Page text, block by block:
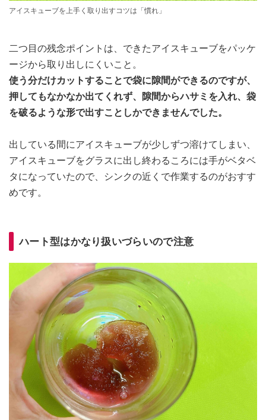
アイスキューブを上手く取り出すコツは「慣れ」
二つ目の残念ポイントは、できたアイスキューブをパッケ
ージから取り出しにくいこと。
使う分だけカットすることで袋に隙間ができるのですが、
押してもなかなか出てくれず、隙間からハサミを入れ、袋
を破るような形で出すことしかできませんでした。
出している間にアイスキューブが少しずつ溶けてしまい、
アイスキューブをグラスに出し終わるころには手がベタベ
タになっていたので、シンクの近くで作業するのがおすす
めです。
ハート型はかなり扱いづらいので注意